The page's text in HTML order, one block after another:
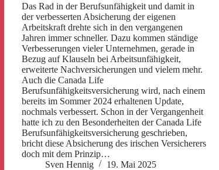
Das Rad in der Berufsunfähigkeit und damit in
der verbesserten Absicherung der eigenen
Arbeitskraft drehte sich in den vergangenen
Jahren immer schneller. Dazu kommen ständige
Verbesserungen vieler Unternehmen, gerade in
Bezug auf Klauseln bei Arbeitsunfähigkeit,
erweiterte Nachversicherungen und vielem mehr.
Auch die Canada Life
Berufsunfähigkeitsversicherung wird, nach einem
bereits im Sommer 2024 erhaltenen Update,
nochmals verbessert. Schon in der Vergangenheit
hatte ich zu den Besonderheiten der Canada Life
Berufsunfähigkeitsversicherung geschrieben,
bricht diese Absicherung des irischen Versicherers
doch mit dem Prinzip…
Sven Hennig
19. Mai 2025